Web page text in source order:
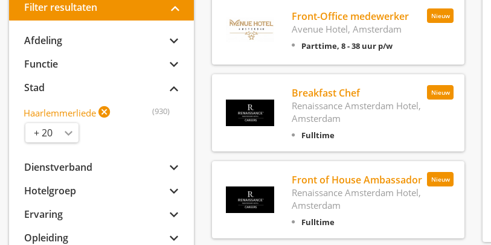
Filter resultaten
Afdeling
Functie
Stad
Haarlemmerliede (930)
Radius
Dienstverband
Hotelgroep
Ervaring
Opleiding
Nieuw
Front-Office medewerker
Avenue Hotel, Amsterdam
Parttime, 8 - 38 uur p/w
Nieuw
Breakfast Chef
Renaissance Amsterdam Hotel,
Amsterdam
Fulltime
Nieuw
Front of House Ambassador
Renaissance Amsterdam Hotel,
Amsterdam
Fulltime